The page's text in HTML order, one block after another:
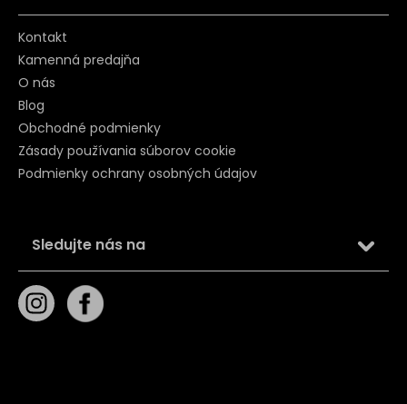
Kontakt
Kamenná predajňa
O nás
Blog
Obchodné podmienky
Zásady používania súborov cookie
Podmienky ochrany osobných údajov
Sledujte nás na